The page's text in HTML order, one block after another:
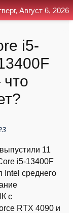
i5-
11
i5-13400F
Intel среднего
с
RTX 4090 и
Август 6, 2026